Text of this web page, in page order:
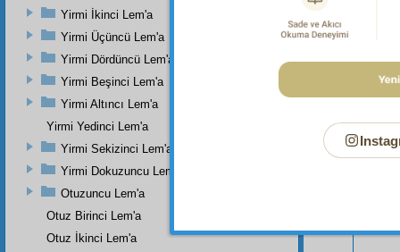
Yirmi İkinci Lem'a
Yirmi Üçüncü Lem'a
Yirmi Dördüncü Lem'a
Yirmi Beşinci Lem'a
Yirmi Altıncı Lem'a
Yirmi Yedinci Lem'a
Yirmi Sekizinci Lem'a
Yirmi Dokuzuncu Lem'a
Otuzuncu Lem'a
Otuz Birinci Lem'a
Otuz İkinci Lem'a